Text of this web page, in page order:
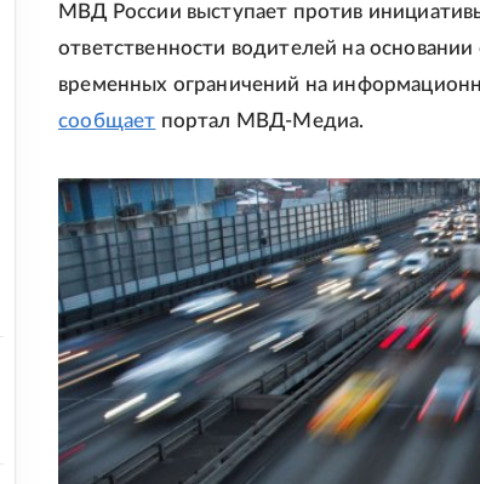
МВД России выступает против
ответственности водителей на
временных ограничений на
сообщает портал МВД-Медиа.